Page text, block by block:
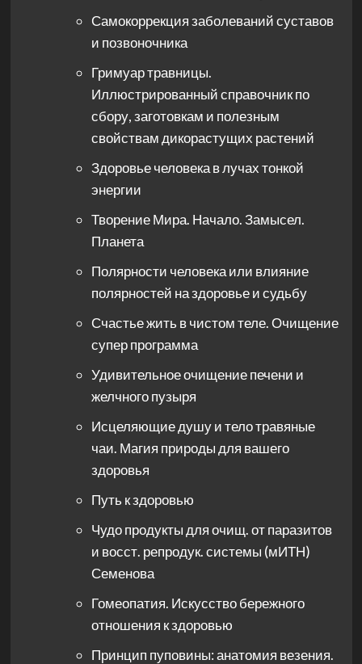
Самокоррекция заболеваний суставов
и позвоночника
Гримуар травницы.
Иллюстрированный справочник по
сбору, заготовкам и полезным
свойствам дикорастущих растений
Здоровье человека в лучах тонкой
энергии
Творение Мира. Начало. Замысел.
Планета
Полярности человека или влияние
полярностей на здоровье и судьбу
Счастье жить в чистом теле. Очищение
супер программа
Удивительное очищение печени и
желчного пузыря
Исцеляющие душу и тело травяные
чаи. Магия природы для вашего
здоровья
Путь к здоровью
Чудо продукты для очищ. от паразитов
и восст. репродук. системы (мИТН)
Семенова
Гомеопатия. Искусство бережного
отношения к здоровью
Принцип пуповины: анатомия везения.